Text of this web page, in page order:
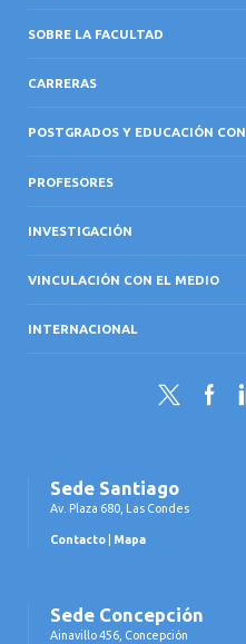
SOBRE LA FACULTAD
CARRERAS
POSTGRADOS Y EDUCACIÓN
PROFESORES
INVESTIGACIÓN
VINCULACIÓN CON EL MEDIO
INTERNACIONAL
Twitter
Sede Santiago
Av. Plaza 680, Las Condes
Contacto Mapa
Sede Concepción
Ainavillo 456, Concepción